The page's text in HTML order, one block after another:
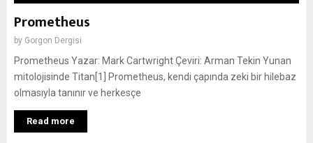
Prometheus
by Gorgon Dergisi
Prometheus Yazar: Mark Cartwright Çeviri: Arman Tekin Yunan
mitolojisinde Titan[1] Prometheus, kendi çapında zeki bir hilebaz
olmasıyla tanınır ve herkesçe
Read more